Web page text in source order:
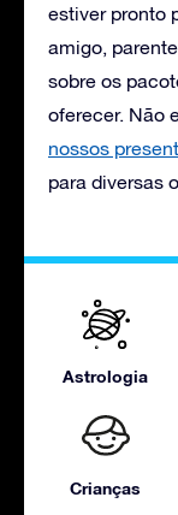
estiver pronto
amigo,
sobre os
oferecer. Não
nossos
para diversas
Astrologia
Crianças